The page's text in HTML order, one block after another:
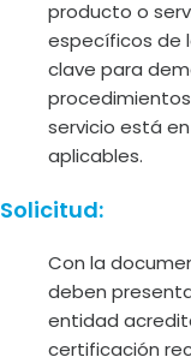
producto o
específicos de
clave para
servicio está
aplicables.
Solicitud:
Con la
deben
entidad
certificación